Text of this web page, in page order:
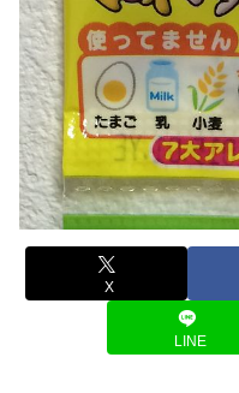
X
LINE